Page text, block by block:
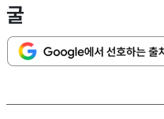
굴